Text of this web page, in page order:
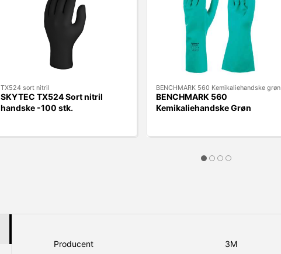
TX524 sort nitril
SKYTEC TX524 Sort nitril
handske -100 stk.
BENCHMARK 560 Kemikaliehandske grøn
BENCHMARK 560
Kemikaliehandske Grøn
Producent
3M